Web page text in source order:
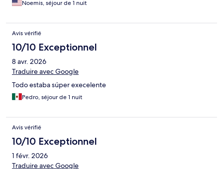
Noemis, séjour de 1 nuit
Avis vérifié
10/10 Exceptionnel
8 avr. 2026
Traduire avec Google
Todo estaba súper execelente
Pedro, séjour de 1 nuit
Avis vérifié
10/10 Exceptionnel
1 févr. 2026
Traduire avec Google